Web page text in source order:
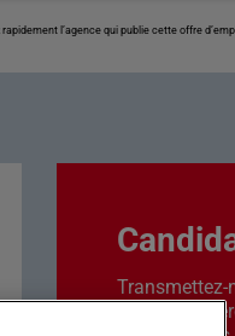
l’agence qui publie cette offre
Transmettez-
êtes en